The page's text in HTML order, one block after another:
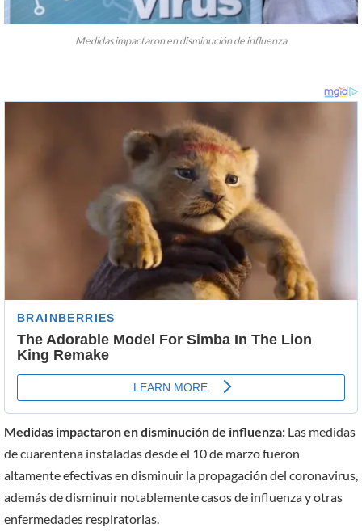
Medidas impactaron en disminución de influenza
Medidas impactaron en disminución de influenza: Las medidas
de cuarentena instaladas desde el 10 de marzo fueron
altamente efectivas en disminuir la propagación del coronavirus,
además de disminuir notablemente casos de influenza y otras
enfermedades respiratorias.